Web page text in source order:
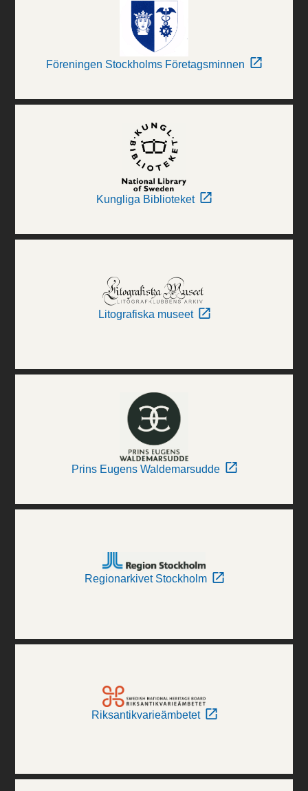
Föreningen Stockholms Företagsminnen
Kungliga Biblioteket
Litografiska museet
Prins Eugens Waldemarsudde
Regionarkivet Stockholm
Riksantikvarieämbetet